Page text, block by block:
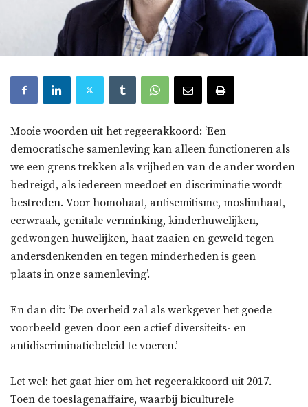
Mooie woorden uit het regeerakkoord: ‘Een
democratische samenleving kan alleen functioneren als
we een grens trekken als vrijheden van de ander worden
bedreigd, als iedereen meedoet en discriminatie wordt
bestreden. Voor homohaat, antisemitisme, moslimhaat,
eerwraak, genitale verminking, kinderhuwelijken,
gedwongen huwelijken, haat zaaien en geweld tegen
andersdenkenden en tegen minderheden is geen
plaats in onze samenleving’.
En dan dit: ‘De overheid zal als werkgever het goede
voorbeeld geven door een actief diversiteits- en
antidiscriminatiebeleid te voeren.’
Let wel: het gaat hier om het regeerakkoord uit 2017.
Toen de toeslagenaffaire, waarbij biculturele